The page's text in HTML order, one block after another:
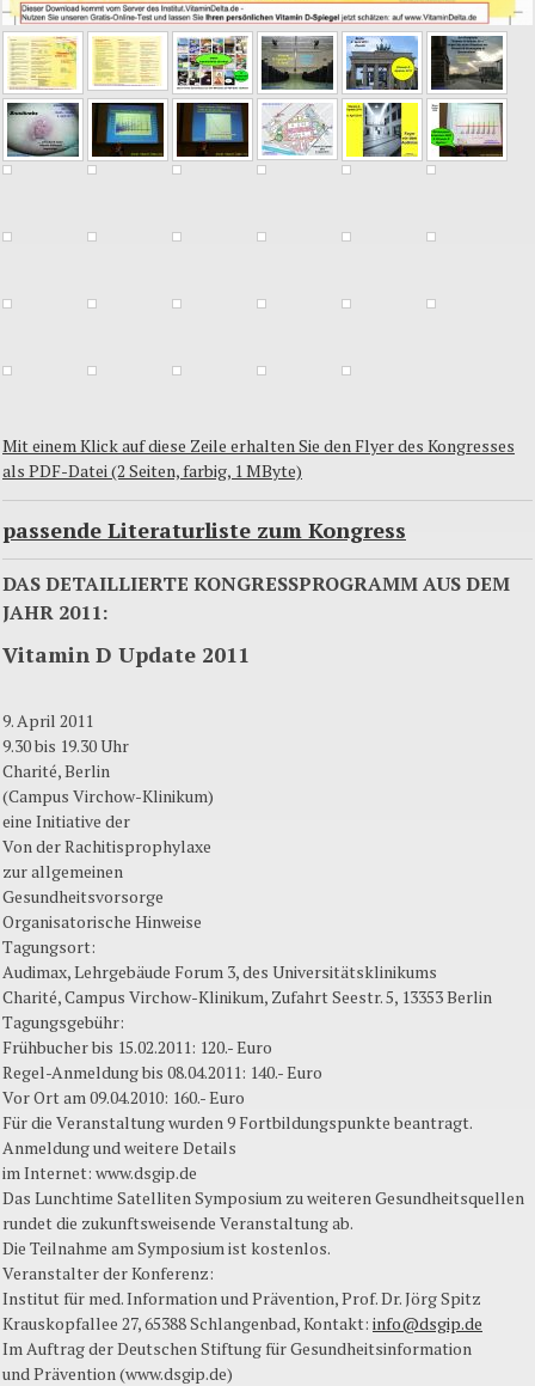
Mit einem Klick auf diese Zeile erhalten Sie den Flyer des Kongresses
als PDF-Datei (2 Seiten, farbig, 1 MByte)
passende Literaturliste zum Kongress
DAS DETAILLIERTE KONGRESSPROGRAMM AUS DEM
JAHR 2011:
Vitamin D Update 2011
9. April 2011
9.30 bis 19.30 Uhr
Charité, Berlin
(Campus Virchow-Klinikum)
eine Initiative der
Von der Rachitisprophylaxe
zur allgemeinen
Gesundheitsvorsorge
Organisatorische Hinweise
Tagungsort:
Audimax, Lehrgebäude Forum 3, des Universitätsklinikums
Charité, Campus Virchow-Klinikum, Zufahrt Seestr. 5, 13353 Berlin
Tagungsgebühr:
Frühbucher bis 15.02.2011: 120.- Euro
Regel-Anmeldung bis 08.04.2011: 140.- Euro
Vor Ort am 09.04.2010: 160.- Euro
Für die Veranstaltung wurden 9 Fortbildungspunkte beantragt.
Anmeldung und weitere Details
im Internet: www.dsgip.de
Das Lunchtime Satelliten Symposium zu weiteren Gesundheitsquellen
rundet die zukunftsweisende Veranstaltung ab.
Die Teilnahme am Symposium ist kostenlos.
Veranstalter der Konferenz:
Institut für med. Information und Prävention, Prof. Dr. Jörg Spitz
Krauskopfallee 27, 65388 Schlangenbad, Kontakt: info@dsgip.de
Im Auftrag der Deutschen Stiftung für Gesundheitsinformation
und Prävention (www.dsgip.de)